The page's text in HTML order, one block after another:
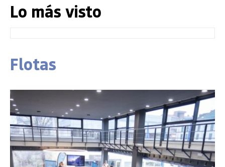
Lo más visto
Flotas